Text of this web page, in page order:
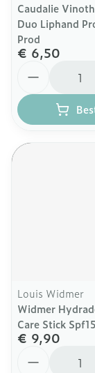
Caudalie
Duo Liphand
Prod
€ 6,50
Louis Widmer
Widmer
Care Stick
€ 9,90